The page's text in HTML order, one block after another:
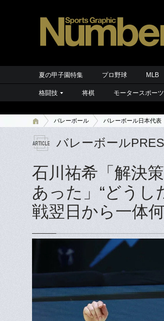
夏の甲子園特集 プロ野球 MLB
格闘技 将棋 モータースポーツ
バレーボール バレーボール日本代表
バレーボール
石川祐希「解決
あった」“どう
戦翌日から一体